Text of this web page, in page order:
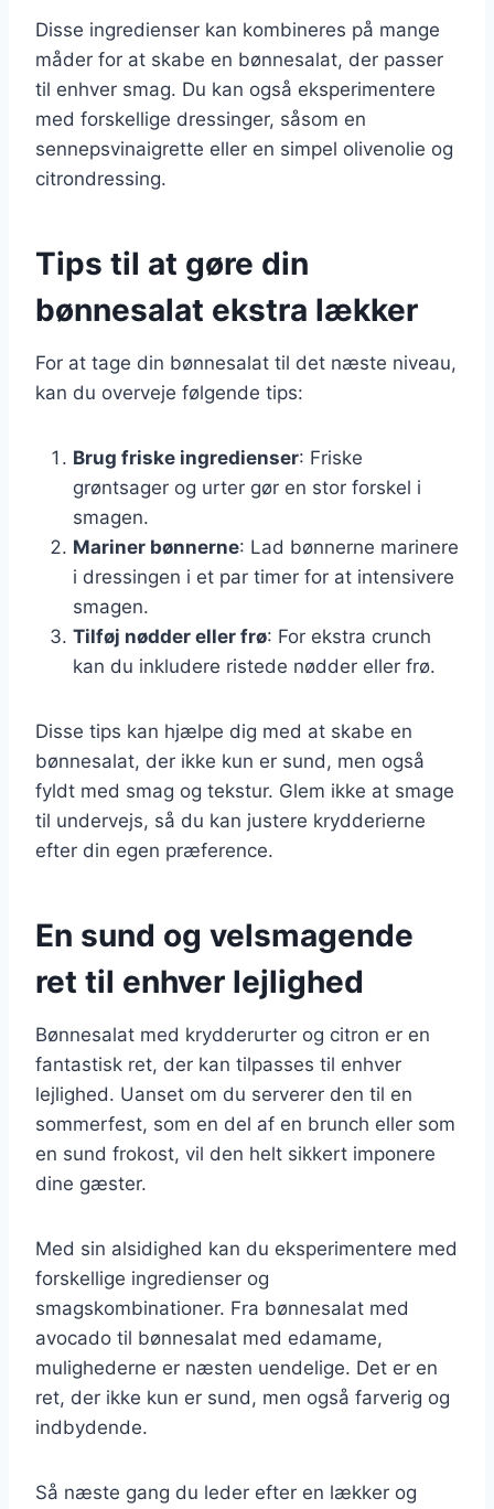
Disse ingredienser kan kombineres på mange
måder for at skabe en bønnesalat, der passer
til enhver smag. Du kan også eksperimentere
med forskellige dressinger, såsom en
sennepsvinaigrette eller en simpel olivenolie og
citrondressing.
Tips til at gøre din
bønnesalat ekstra lækker
For at tage din bønnesalat til det næste niveau,
kan du overveje følgende tips:
Brug friske ingredienser: Friske
grøntsager og urter gør en stor forskel i
smagen.
Mariner bønnerne: Lad bønnerne marinere
i dressingen i et par timer for at intensivere
smagen.
Tilføj nødder eller frø: For ekstra crunch
kan du inkludere ristede nødder eller frø.
Disse tips kan hjælpe dig med at skabe en
bønnesalat, der ikke kun er sund, men også
fyldt med smag og tekstur. Glem ikke at smage
til undervejs, så du kan justere krydderierne
efter din egen præference.
En sund og velsmagende
ret til enhver lejlighed
Bønnesalat med krydderurter og citron er en
fantastisk ret, der kan tilpasses til enhver
lejlighed. Uanset om du serverer den til en
sommerfest, som en del af en brunch eller som
en sund frokost, vil den helt sikkert imponere
dine gæster.
Med sin alsidighed kan du eksperimentere med
forskellige ingredienser og
smagskombinationer. Fra bønnesalat med
avocado til bønnesalat med edamame,
mulighederne er næsten uendelige. Det er en
ret, der ikke kun er sund, men også farverig og
indbydende.
Så næste gang du leder efter en lækker og